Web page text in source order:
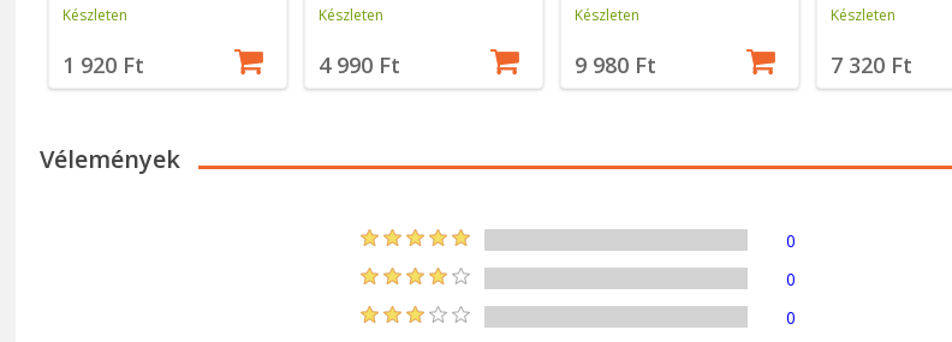
Készleten
1 920 Ft
Készleten
4 990 Ft
Készleten
9 980 Ft
Készleten
7 320 Ft
Vélemények
0
0
0